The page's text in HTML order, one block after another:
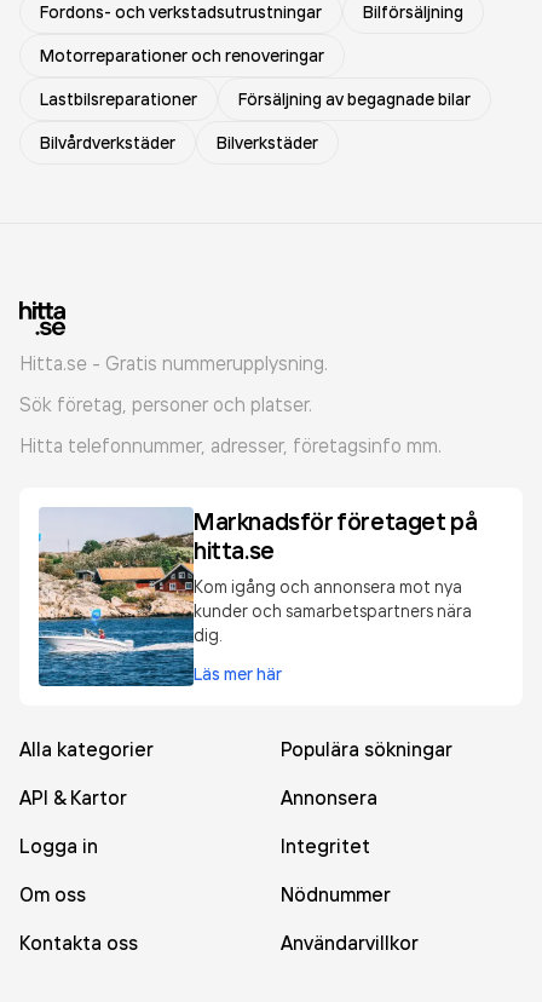
Fordons- och verkstadsutrustningar
Bilförsäljning
Motorreparationer och renoveringar
Lastbilsreparationer
Försäljning av begagnade bilar
Bilvårdverkstäder
Bilverkstäder
Hitta.se - Gratis nummerupplysning.
Sök företag, personer och platser.
Hitta telefonnummer, adresser, företagsinfo mm.
Marknadsför företaget på
hitta.se
Kom igång och annonsera mot nya
kunder och samarbetspartners nära
dig.
Läs mer här
Alla kategorier
Populära sökningar
API & Kartor
Annonsera
Logga in
Integritet
Om oss
Nödnummer
Kontakta oss
Användarvillkor